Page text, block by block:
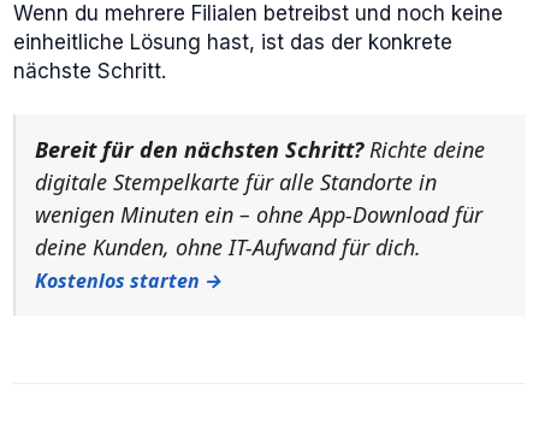
Wenn du mehrere Filialen betreibst und noch keine
einheitliche Lösung hast, ist das der konkrete
nächste Schritt.
Bereit für den nächsten Schritt?Richte deine
digitale Stempelkarte für alle Standorte in
wenigen Minuten ein – ohne App-Download für
deine Kunden, ohne IT-Aufwand für dich.
Kostenlos starten →